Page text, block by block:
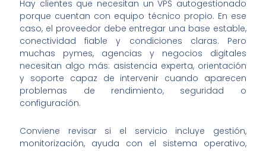
Hay clientes que necesitan un VPS autogestionado
porque cuentan con equipo técnico propio. En ese
caso, el proveedor debe entregar una base estable,
conectividad fiable y condiciones claras. Pero
muchas pymes, agencias y negocios digitales
necesitan algo más: asistencia experta, orientación
y soporte capaz de intervenir cuando aparecen
problemas de rendimiento, seguridad o
configuración.
Conviene revisar si el servicio incluye gestión,
monitorización, ayuda con el sistema operativo,